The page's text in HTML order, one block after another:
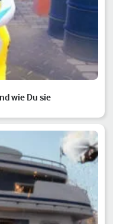
wie Du sie